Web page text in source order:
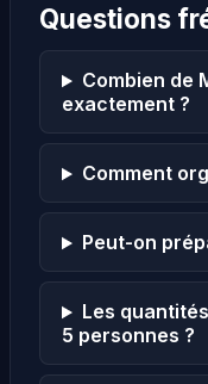
Questions
Combien de
exactement ?
Comment
Peut-on
Les
5 personnes ?